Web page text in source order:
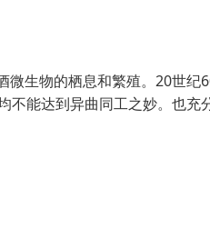
微生物的栖息和繁殖。20世纪
不能达到异曲同工之妙。也充